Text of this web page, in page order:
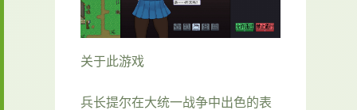
关于此游戏
兵长提尔在大统一战争中出色的表